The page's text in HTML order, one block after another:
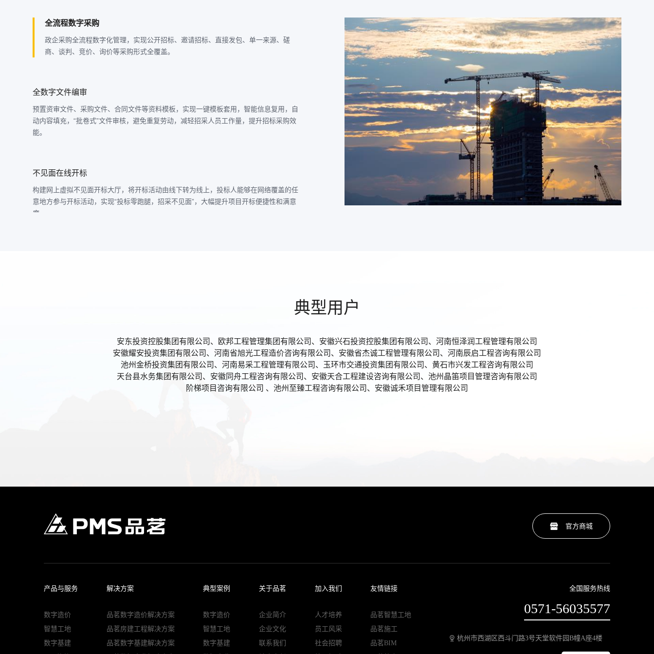
全流程数字采购
政企采购全流程数字化管理，实现公开招标、邀请招标、直接发包、单一来源、磋
商、谈判、竞价、询价等采购形式全覆盖。
全数字文件编审
预置资审文件、采购文件、合同文件等资料模板，实现一键模板套用，智能信息复用，自
动内容填充，“批卷式”文件审核，避免重复劳动，减轻招采人员工作量，提升招标采购效
能。
不见面在线开标
构建网上虚拟不见面开标大厅，将开标活动由线下转为线上，投标人能够在网络覆盖的任
意地方参与开标活动，实现“投标零跑腿，招采不见面”，大幅提升项目开标便捷性和满意
度。
无缝接入电子签章、电子档案、电子发票、电子保函、电子支付、OA办公、ERP资源管
理、信创等内外部资源，构建全流程数字化招标采购业务生态。
多CA兼容互认
全国多CA数字证书兼容互认，在身份认证、平台登陆、电子签章、文件加解密等业务环
节实现“一个企业、一把锁、一套驱动、全通用”，精简办理流程，节省投标成本，采购响
典型用户
安东投资控股集团有限公司、欧邦工程管理集团有限公司、安徽兴石投资控股集团有限公司、河南恒泽润工程管理有限公司
安徽耀安投资集团有限公司、河南省旭光工程造价咨询有限公司、安徽省杰诚工程管理有限公司、河南辰启工程咨询有限公司
池州金桥投资集团有限公司、河南易采工程管理有限公司、玉环市交通投资集团有限公司、黄石市兴发工程咨询有限公司
天台县水务集团有限公司、安徽同舟工程咨询有限公司、安徽天合工程建设咨询有限公司、池州晶笛项目管理咨询有限公司
阶梯项目咨询有限公司 、池州至臻工程咨询有限公司、安徽诚禾项目管理有限公司
官方商城
产品与服务
数字造价
智慧工地
数字基建
解决方案
品茗数字造价解决方案
品茗房建工程解决方案
品茗数字基建解决方案
典型案例
数字造价
智慧工地
数字基建
关于品茗
企业简介
企业文化
联系我们
加入我们
人才培养
员工风采
社会招聘
友情链接
品茗智慧工地
品茗施工
品茗BIM
全国服务热线
0571-56035577
杭州市西湖区西斗门路3号天堂软件园B幢A座4楼